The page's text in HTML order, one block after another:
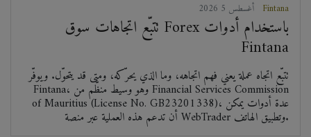
Fintana
تتبّع اتجاهات سوق Forex باستخدام أدوات
Fintana
تتبّع اتجاه عملة يعني فهم اتجاهه، وما الذي يحرّكه، ومتى قد يتحوّل. ويوفّر
Fintana، وهو وسيط منظّم من Financial Services Commission
of Mauritius (License No. GB23201338)، عدة أدوات يمكن
أن تدعم هذه العملية عبر منصة WebTrader وتطبيق الهاتف.